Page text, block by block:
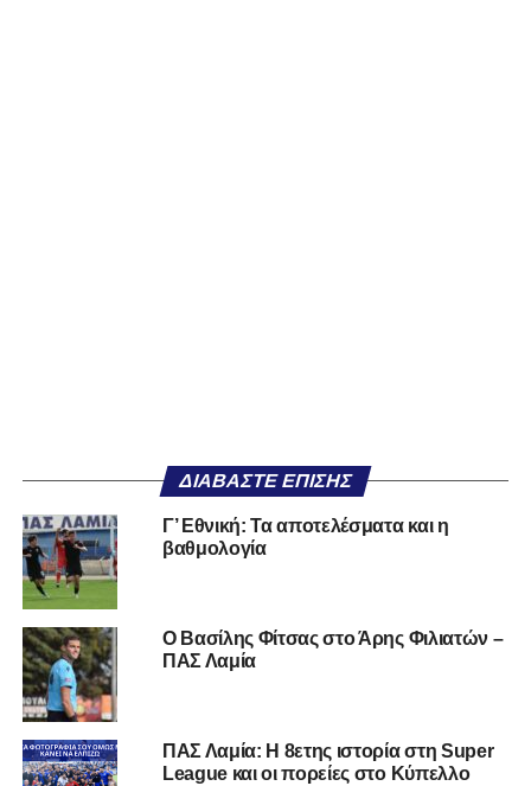
ΔΙΑΒΆΣΤΕ ΕΠΊΣΗΣ
Γ’ Εθνική: Τα αποτελέσματα και η
βαθμολογία
Ο Βασίλης Φίτσας στο Άρης Φιλιατών –
ΠΑΣ Λαμία
ΠΑΣ Λαμία: Η 8ετης ιστορία στη Super
League και οι πορείες στο Κύπελλο